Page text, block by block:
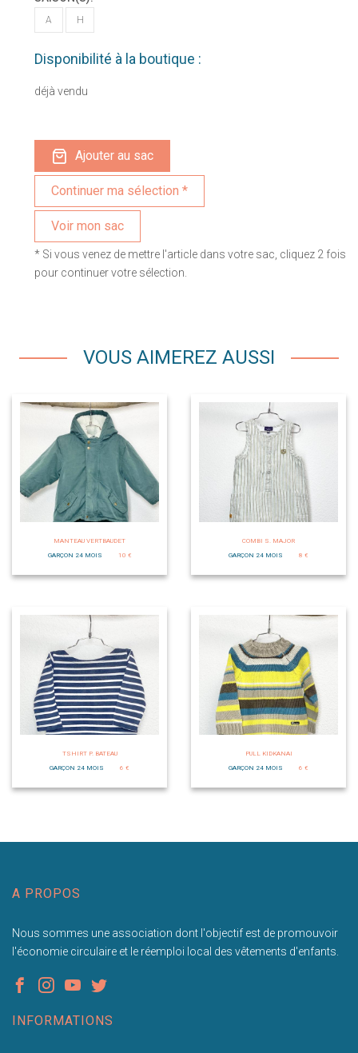
A H
Disponibilité à la boutique :
déjà vendu
Ajouter au sac
Voir mon sac
* Si vous venez de mettre l'article dans votre sac, cliquez 2 fois
pour continuer votre sélection.
VOUS AIMEREZ AUSSI
MANTEAU VERTBAUDET
GARÇON 24 MOIS
10 €
COMBI S. MAJOR
GARÇON 24 MOIS
8 €
TSHIRT P. BATEAU
GARÇON 24 MOIS
6 €
PULL KIDKANAI
GARÇON 24 MOIS
6 €
A PROPOS
Nous sommes une association dont l'objectif est de promouvoir
l'économie circulaire et le réemploi local des vêtements d'enfants.
INFORMATIONS